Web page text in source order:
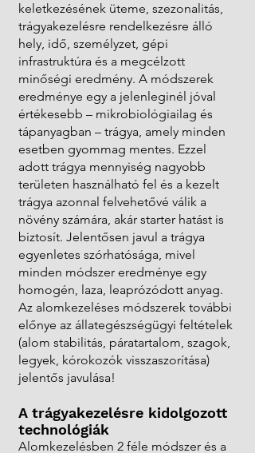
keletkezésének üteme, szezonalitás,
trágyakezelésre rendelkezésre álló
hely, idő, személyzet, gépi
infrastruktúra és a megcélzott
minőségi eredmény. A módszerek
eredménye egy a jelenleginél jóval
értékesebb – mikrobiológiailag és
tápanyagban – trágya, amely minden
esetben gyommag mentes. Ezzel
adott trágya mennyiség nagyobb
területen használható fel és a kezelt
trágya azonnal felvehetővé válik a
növény számára, akár starter hatást is
biztosít. Jelentősen javul a trágya
egyenletes szórhatósága, mivel
minden módszer eredménye egy
homogén, laza, leaprózódott anyag.
Az alomkezeléses módszerek további
előnye az állategészségügyi feltételek
(alom stabilitás, páratartalom, szagok,
legyek, kórokozók visszaszorítása)
jelentős javulása!
A trágyakezelésre kidolgozott
technológiák
Alomkezelésben 2 féle módszer és a